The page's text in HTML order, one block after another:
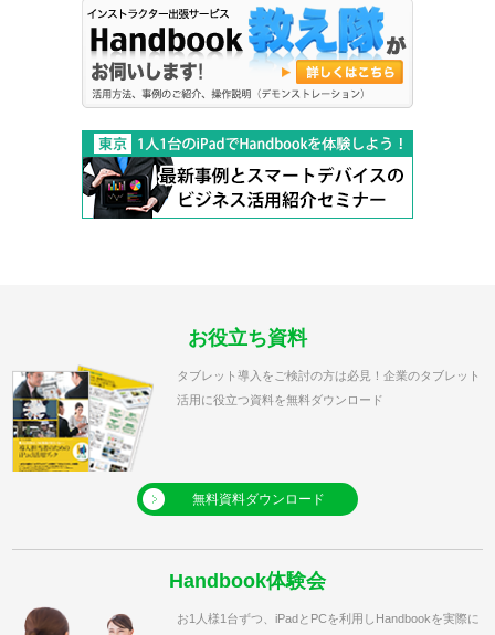
お役立ち資料
タブレット導入をご検討の方は必見！企業のタブレット
活用に役立つ資料を無料ダウンロード
無料資料ダウンロード
Handbook体験会
お1人様1台ずつ、iPadとPCを利用しHandbookを実際に